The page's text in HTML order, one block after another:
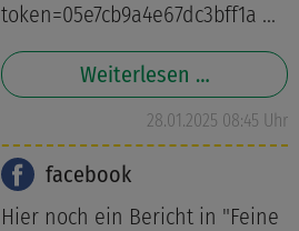
token=05e7cb9a4e67dc3bff1a ...
Weiterlesen …
28.01.2025 08:45 Uhr
facebook
Hier noch ein Bericht in "Feine